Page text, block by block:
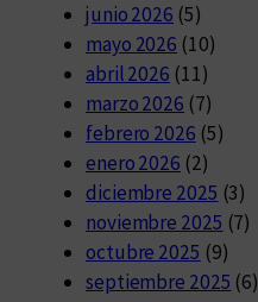
junio 2026 (5)
mayo 2026 (10)
abril 2026 (11)
marzo 2026 (7)
febrero 2026 (5)
enero 2026 (2)
diciembre 2025 (3)
noviembre 2025 (7)
octubre 2025 (9)
septiembre 2025 (6)